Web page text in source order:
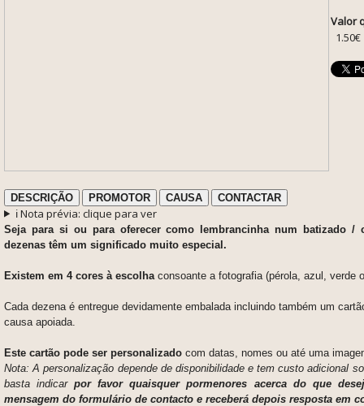
Valor
1.50€
DESCRIÇÃO PROMOTOR CAUSA CONTACTAR
ℹ️ Nota prévia: clique para ver
Seja para si ou para oferecer como lembrancinha num batizado /
dezenas têm um significado muito especial.
Existem em 4 cores à escolha consoante a fotografia (pérola, azul, verde
Cada dezena é entregue devidamente embalada incluindo também um
causa apoiada.
Este cartão pode ser personalizado com datas, nomes ou até uma
Nota: A personalização depende de disponibilidade e tem custo adicional
basta indicarpor favor quaisquer pormenores acerca do que
mensagem do formulário de contacto e receberá depois resposta em